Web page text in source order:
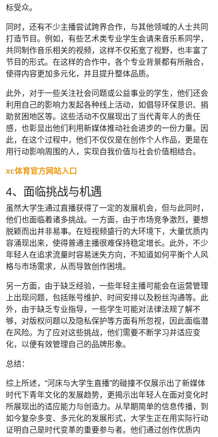
标受众。
同时，还有不少主播尝试跨界合作，与其他领域的人士共同
打造节目。例如，有些艺术类专业学生会请来音乐系同学，
共同制作音乐相关的视频，这样不仅拓宽了视野，也丰富了
节目的形式。在这样的合作中，各个专业背景都有所融合，
使得内容更加多元化，并且提升整体品质。
此外，对于一些关注社会问题或公益事业的学生，他们还会
利用自己的影响力发起各种线上活动，如倡导环保意识、捐
助贫困地区等。这些活动不仅展现出了当代青年人的责任
感，也彰显出他们利用新媒体推动社会进步的一份力量。因
此，在这个过程中，他们不仅仅是在创作个人作品，更是在
用行动影响周围的人，实现自我价值与社会价值相结合。
xc体育官方网站入口
4、面临挑战与机遇
虽然大学生通过直播获得了一定的发展机会，但与此同时，
他们也面临着诸多挑战。一方面，由于市场竞争激烈，要想
脱颖而出并非易事。在短视频盛行的大环境下，大量优质内
容涌现出来，使得普通主播很难保持稳定增长。此外，不少
年轻人在追求流量时容易迷失方向，不知道如何平衡个人风
格与市场需求，从而导致创作困境。
另一方面，由于缺乏经验，一些年轻主播可能会在运营管理
上出现问题，包括账号维护、时间安排以及粉丝沟通等。此
外，由于缺乏专业指导，一些学生可能对法律法规了解不
够，对版权问题以及隐私保护等方面有所忽视，因此面临潜
在风险。为了应对这些挑战，他们需要不断学习并适应变
化，以便有效管理自己的品牌形象。
总结：
综上所述，“河床与大学生直播”的碰撞不仅展示出了新媒体
时代下青年文化的发展趋势，更揭示出年轻人在面对变化时
所展现出的适应能力与创造力。从早期简单的信息传播，到
如今复杂多变、多元化的发展形式，大学生正在用实际行动
证明自己是时代变革的重要参与者。他们通过创作优质内